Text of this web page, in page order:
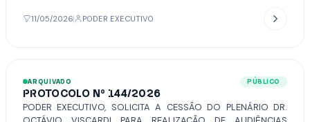
11/05/2026 PODER EXECUTIVO
ARQUIVADO PÚBLICO
PROTOCOLO Nº 144/2026
PODER EXECUTIVO, SOLICITA A CESSÃO DO PLENÁRIO DR.